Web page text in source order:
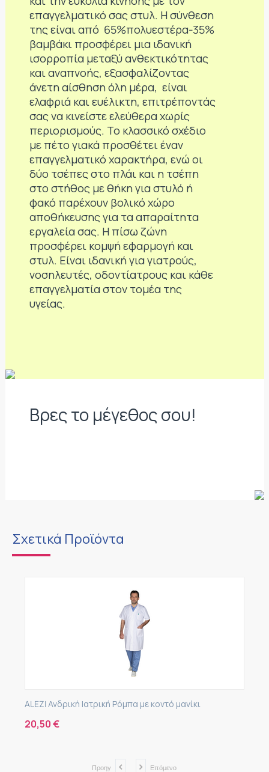
επαγγελματικό σας στυλ. Η σύνθεση
της είναι από 65%πολυεστέρα-35%
βαμβάκι προσφέρει μια ιδανική
ισορροπία μεταξύ ανθεκτικότητας
και αναπνοής, εξασφαλίζοντας
άνετη αίσθηση όλη μέρα, είναι
ελαφριά και ευέλικτη, επιτρέποντάς
σας να κινείστε ελεύθερα χωρίς
περιορισμούς. Το κλασσικό σχέδιο
με πέτο γιακά προσθέτει έναν
επαγγελματικό χαρακτήρα, ενώ οι
δύο τσέπες στο πλάι και η τσέπη
στο στήθος με θήκη για στυλό ή
φακό παρέχουν βολικό χώρο
αποθήκευσης για τα απαραίτητα
εργαλεία σας. Η πίσω ζώνη
προσφέρει κομψή εφαρμογή και
στυλ. Είναι ιδανική για γιατρούς,
νοσηλευτές, οδοντίατρους και κάθε
επαγγελματία στον τομέα της
υγείας.
Βρες το μέγεθος σου!
Σχετικά Προϊόντα
ALEZI Ανδρική Ιατρική Ρόμπα με κοντό μανίκι
20,50€
Προηγ Επόμενο